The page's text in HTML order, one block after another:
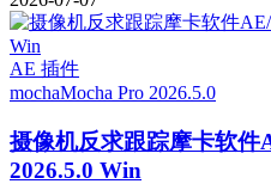
AE 插件
mochaMocha Pro 2026.5.0
摄像机反求跟踪摩卡软件
2026.5.0 Win